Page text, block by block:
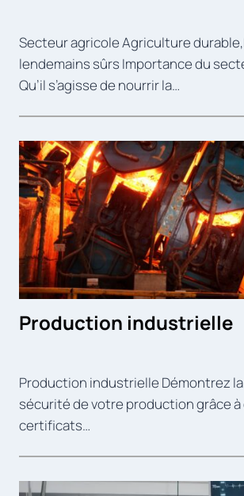
Secteur agricole Agriculture
lendemains sûrs Importance du
Qu’il s’agisse de nourrir la…
Production industrielle
Production industrielle Démontrez
sécurité de votre production grâce à
certificats…